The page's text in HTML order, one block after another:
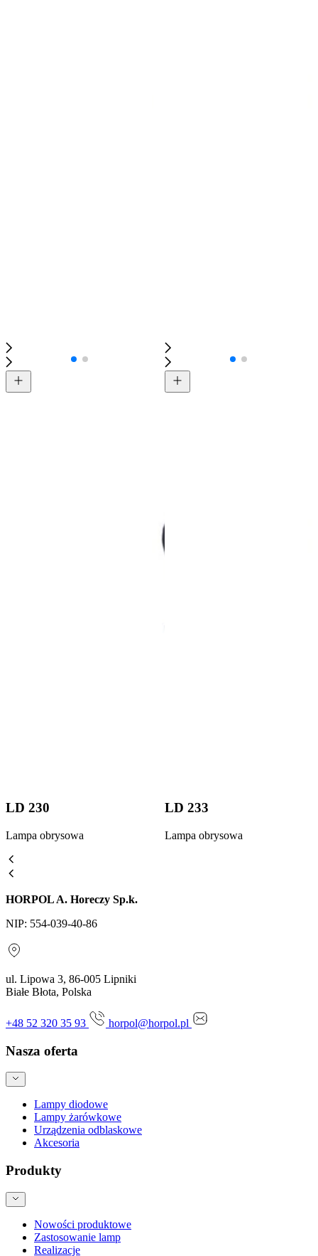
LD 230
Lampa obrysowa
LD 233
Lampa obrysowa
HORPOL A. Horeczy Sp.k.
NIP: 554-039-40-86
ul. Lipowa 3, 86-005 Lipniki
Białe Błota, Polska
+48 52 320 35 93 horpol@horpol.pl
Nasza oferta
Lampy diodowe
Lampy żarówkowe
Urządzenia odblaskowe
Akcesoria
Produkty
Nowości produktowe
Zastosowanie lamp
Realizacje